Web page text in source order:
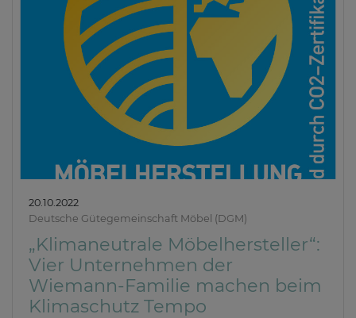
20.10.2022
Deutsche Gütegemeinschaft Möbel (DGM)
„Klimaneutrale Möbelhersteller“:
Vier Unternehmen der
Wiemann-Familie machen beim
Klimaschutz Tempo